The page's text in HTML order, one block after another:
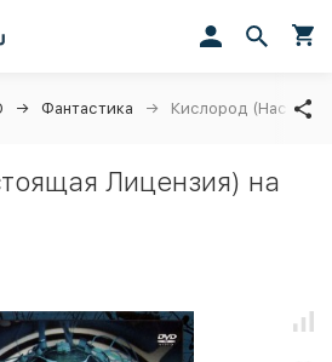
Фантастика Кислород
Лицензия) на